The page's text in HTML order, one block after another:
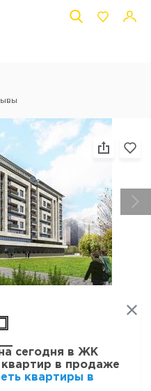
сегодня в ЖК
квартир в продаже
квартиры в